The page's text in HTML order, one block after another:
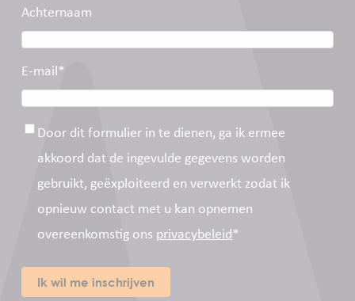
Achternaam
E-mail*
Toestemming*
Door dit formulier in te dienen, ga ik ermee
akkoord dat de ingevulde gegevens worden
gebruikt, geëxploiteerd en verwerkt zodat ik
opnieuw contact met u kan opnemen
overeenkomstig ons privacybeleid*